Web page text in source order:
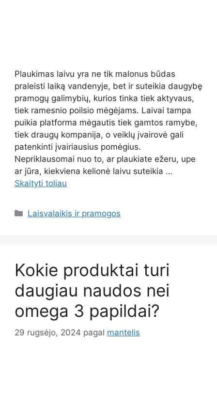
Plaukimas laivu yra ne tik malonus būdas
praleisti laiką vandenyje, bet ir suteikia daugybę
pramogų galimybių, kurios tinka tiek aktyvaus,
tiek ramesnio poilsio mėgėjams. Laivai tampa
puikia platforma mėgautis tiek gamtos ramybe,
tiek draugų kompanija, o veiklų įvairovė gali
patenkinti įvairiausius pomėgius.
Nepriklausomai nuo to, ar plaukiate ežeru, upe
ar jūra, kiekviena kelionė laivu suteikia …
Skaityti toliau
Kategorijos
Laisvalaikis ir pramogos
Kokie produktai turi
daugiau naudos nei
omega 3 papildai?
29 rugsėjo, 2024 pagal mantelis